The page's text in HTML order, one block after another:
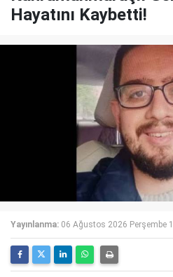
Hayatını Kaybetti!
Yayınlanma: 06 Ağustos 2026 Perşembe